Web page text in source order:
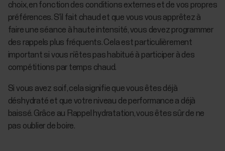
choix, en fonction des conditions externes et de vos propres
préférences. S'il fait chaud et que vous vous apprêtez à
faire une séance à haute intensité, vous devez programmer
des rappels plus fréquents. Cela est particulièrement
important si vous n’êtes pas habitué à participer à des
compétitions par temps chaud.
Si vous avez soif, cela signifie que vous êtes déjà
déshydraté et que votre niveau de performance a déjà
baissé. Grâce au Rappel hydratation, vous êtes sûr de ne
pas oublier de boire.